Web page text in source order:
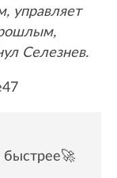
управляет
Селезнев.
быстрее🚀